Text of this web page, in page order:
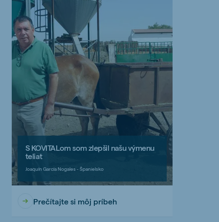
S KOVITALom som zlepšil našu výmenu
teliat
Joaquín García Nogales - Španielsko
Prečítajte si môj príbeh